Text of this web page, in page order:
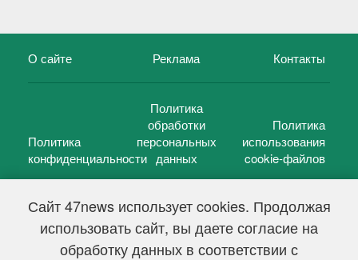
Сайт 47news использует cookies. Продолжая
использовать сайт, вы даете согласие на
обработку данных в соответствии с
О сайте Реклама Контакты
Политика
конфиденциальности
Политика
обработки
персональных
данных
Политика
использования
cookie-файлов
47 новостей (47 news)2005 — 2026 г.
Свидетельство о регистрации СМИ Эл № ФС 77-39848, выдано